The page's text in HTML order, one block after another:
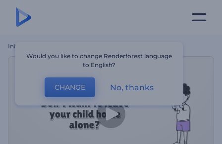
Início
Would you like to change Renderforest language
to English?
CHANGE No, thanks